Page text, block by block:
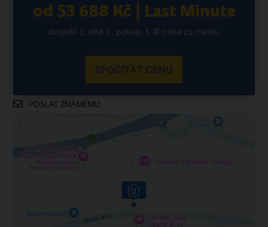
od 53 688 Kč | Last Minute
dospělí 2, dítě 0, pokoje 1, Ø cena za osobu
SPOČÍTAT CENU
POSLAT ZNÁMÉMU